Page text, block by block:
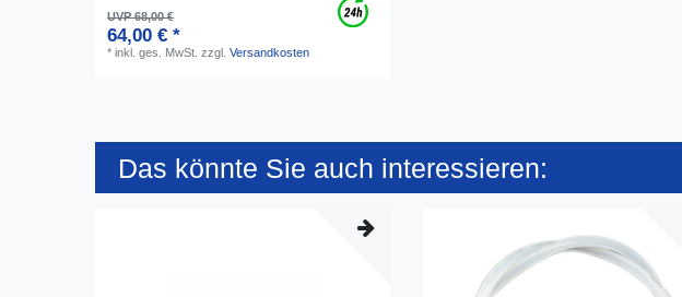
UVP 68,00 €
64,00 € *
*inkl. ges. MwSt. zzgl.Versandkosten
Das könnte Sie auch interessieren: